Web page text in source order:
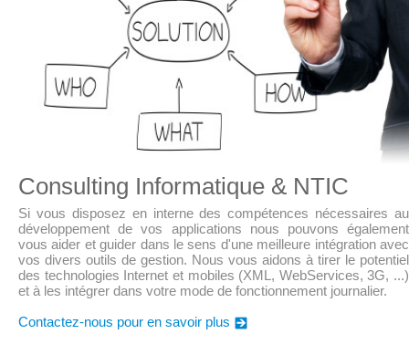
Consulting Informatique & NTIC
Si vous disposez en interne des compétences nécessaires au
développement de vos applications nous pouvons également
vous aider et guider dans le sens d'une meilleure intégration avec
vos divers outils de gestion. Nous vous aidons à tirer le potentiel
des technologies Internet et mobiles (XML, WebServices, 3G, ...)
et à les intégrer dans votre mode de fonctionnement journalier.
Contactez-nous pour en savoir plus